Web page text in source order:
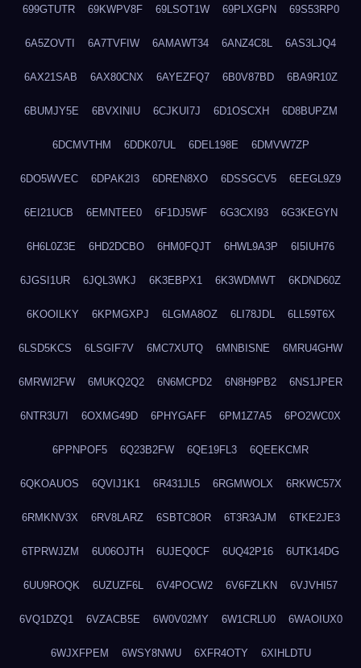
699GTUTR 69KWPV8F 69LSOT1W 69PLXGPN 69S53RP0
6A5ZOVTI 6A7TVFIW 6AMAWT34 6ANZ4C8L 6AS3LJQ4
6AX21SAB 6AX80CNX 6AYEZFQ7 6B0V87BD 6BA9R10Z
6BUMJY5E 6BVXINIU 6CJKUI7J 6D1OSCXH 6D8BUPZM
6DCMVTHM 6DDK07UL 6DEL198E 6DMVW7ZP
6DO5WVEC 6DPAK2I3 6DREN8XO 6DSSGCV5 6EEGL9Z9
6EI21UCB 6EMNTEE0 6F1DJ5WF 6G3CXI93 6G3KEGYN
6H6L0Z3E 6HD2DCBO 6HM0FQJT 6HWL9A3P 6I5IUH76
6JGSI1UR 6JQL3WKJ 6K3EBPX1 6K3WDMWT 6KDND60Z
6KOOILKY 6KPMGXPJ 6LGMA8OZ 6LI78JDL 6LL59T6X
6LSD5KCS 6LSGIF7V 6MC7XUTQ 6MNBISNE 6MRU4GHW
6MRWI2FW 6MUKQ2Q2 6N6MCPD2 6N8H9PB2 6NS1JPER
6NTR3U7I 6OXMG49D 6PHYGAFF 6PM1Z7A5 6PO2WC0X
6PPNPOF5 6Q23B2FW 6QE19FL3 6QEEKCMR
6QKOAUOS 6QVIJ1K1 6R431JL5 6RGMWOLX 6RKWC57X
6RMKNV3X 6RV8LARZ 6SBTC8OR 6T3R3AJM 6TKE2JE3
6TPRWJZM 6U06OJTH 6UJEQ0CF 6UQ42P16 6UTK14DG
6UU9ROQK 6UZUZF6L 6V4POCW2 6V6FZLKN 6VJVHI57
6VQ1DZQ1 6VZACB5E 6W0V02MY 6W1CRLU0 6WAOIUX0
6WJXFPEM 6WSY8NWU 6XFR4OTY 6XIHLDTU